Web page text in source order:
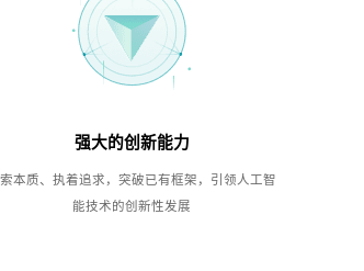
强大的创新能力
本质、执着追求，突破已有框架，引领人工智
能技术的创新性发展